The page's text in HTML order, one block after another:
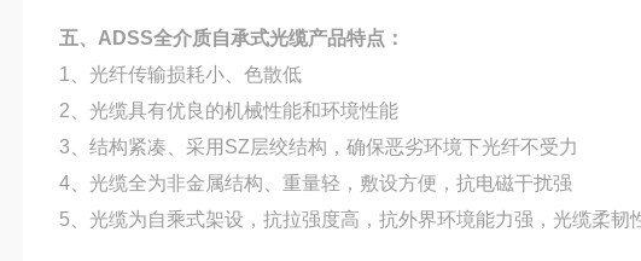
五、ADSS全介质自承式光缆产品特点：
1、光纤传输损耗小、色散低
2、光缆具有优良的机械性能和环境性能
3、结构紧凑、采用SZ层绞结构，确保恶劣环境下光纤不受力
4、光缆全为非金属结构、重量轻，敷设方便，抗电磁干扰强
5、光缆为自乘式架设，抗拉强度高，抗外界环境能力强，光缆柔韧